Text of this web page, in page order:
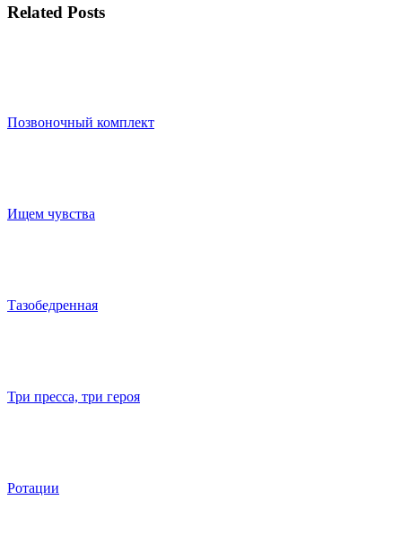
Related Posts
Позвоночный комплект
Ищем чувства
Тазобедренная
Три пресса, три героя
Ротации